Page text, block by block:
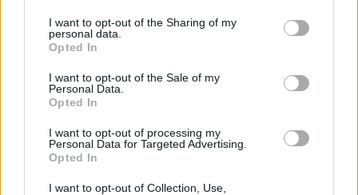
I want to opt-out of the Sharing of my
personal data.
Opted In
I want to opt-out of the Sale of my
Personal Data.
Opted In
I want to opt-out of processing my
Personal Data for Targeted Advertising.
Opted In
I want to opt-out of Collection, Use,
GALÉRIA TOVÁBBI MŰTÁRGYAI
KAPCSOLÓDÓ MŰTÁRGYAK